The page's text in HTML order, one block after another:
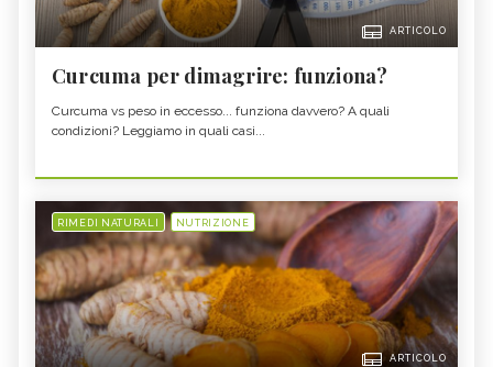
ARTICOLO
Curcuma per dimagrire: funziona?
Curcuma vs peso in eccesso... funziona davvero? A quali
condizioni? Leggiamo in quali casi...
RIMEDI NATURALI NUTRIZIONE
ARTICOLO